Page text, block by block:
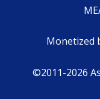
Monetized
©2011-2026